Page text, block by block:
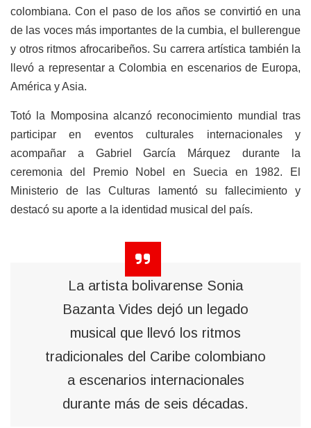
colombiana. Con el paso de los años se convirtió en una
de las voces más importantes de la cumbia, el bullerengue
y otros ritmos afrocaribeños. Su carrera artística también la
llevó a representar a Colombia en escenarios de Europa,
América y Asia.
Totó la Momposina alcanzó reconocimiento mundial tras
participar en eventos culturales internacionales y
acompañar a Gabriel García Márquez durante la
ceremonia del Premio Nobel en Suecia en 1982. El
Ministerio de las Culturas lamentó su fallecimiento y
destacó su aporte a la identidad musical del país.
La artista bolivarense Sonia
Bazanta Vides dejó un legado
musical que llevó los ritmos
tradicionales del Caribe colombiano
a escenarios internacionales
durante más de seis décadas.